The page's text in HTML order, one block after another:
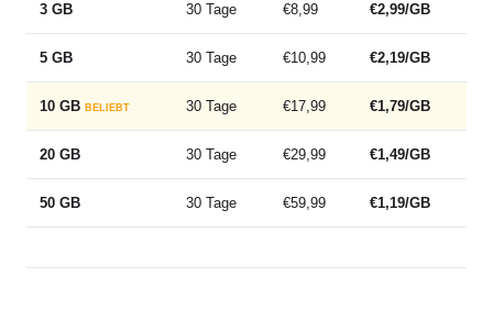
3 GB 30 Tage €8,99 €2,99/GB
5 GB 30 Tage €10,99 €2,19/GB
10 GB BELIEBT 30 Tage €17,99 €1,79/GB
20 GB 30 Tage €29,99 €1,49/GB
50 GB 30 Tage €59,99 €1,19/GB